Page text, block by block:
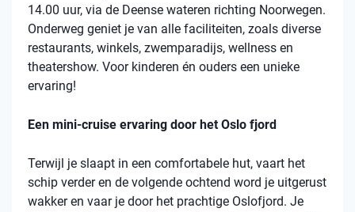
14.00 uur, via de Deense wateren richting Noorwegen.
Onderweg geniet je van alle faciliteiten, zoals diverse
restaurants, winkels, zwemparadijs, wellness en
theatershow. Voor kinderen én ouders een unieke
ervaring!
Een mini-cruise ervaring door het Oslo fjord
Terwijl je slaapt in een comfortabele hut, vaart het
schip verder en de volgende ochtend word je uitgerust
wakker en vaar je door het prachtige Oslofjord. Je